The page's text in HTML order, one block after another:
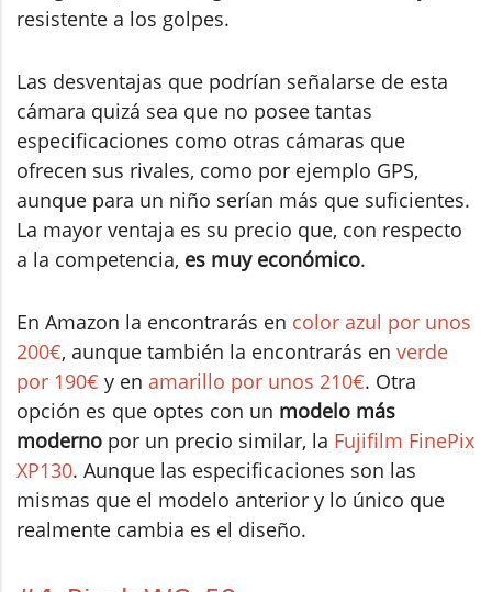
resistente a los golpes.
Las desventajas que podrían señalarse de esta
cámara quizá sea que no posee tantas
especificaciones como otras cámaras que
ofrecen sus rivales, como por ejemplo GPS,
aunque para un niño serían más que suficientes.
La mayor ventaja es su precio que, con respecto
a la competencia, es muy económico.
En Amazon la encontrarás en color azul por unos
200€, aunque también la encontrarás en verde
por 190€ y en amarillo por unos 210€. Otra
opción es que optes con un modelo más
moderno por un precio similar, la Fujifilm FinePix
XP130. Aunque las especificaciones son las
mismas que el modelo anterior y lo único que
realmente cambia es el diseño.